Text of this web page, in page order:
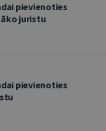
pievienoties
juristu
pievienoties